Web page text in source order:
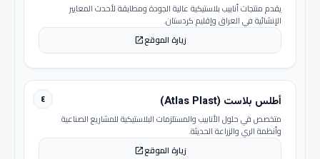
يقدم منتجات أنابيب بلاستيكية عالية الجودة ومطابقة لأحدث المعايير
الإنشائية في العراق وإقليم كردستان.
زيارة الموقعopen_in_new
٤ أطلس بلاست (Atlas Plast)
متخصص في حلول الأنابيب والمستلزمات البلاستيكية للمشاريع الصناعية
وأنظمة الري والزراعة الحديثة.
زيارة الموقعopen_in_new